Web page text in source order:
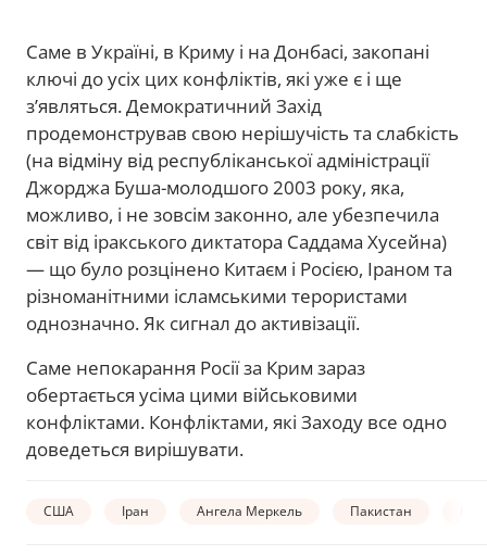
Саме в Україні, в Криму і на Донбасі, закопані
ключі до усіх цих конфліктів, які уже є і ще
з’являться. Демократичний Захід
продемонстрував свою нерішучість та слабкість
(на відміну від республіканської адміністрації
Джорджа Буша-молодшого 2003 року, яка,
можливо, і не зовсім законно, але убезпечила
світ від іракського диктатора Саддама Хусейна)
— що було розцінено Китаєм і Росією, Іраном та
різноманітними ісламськими терористами
однозначно. Як сигнал до активізації.
Саме непокарання Росії за Крим зараз
обертається усіма цими військовими
конфліктами. Конфліктами, які Заходу все одно
доведеться вирішувати.
США Іран Ангела Меркель Пакистан